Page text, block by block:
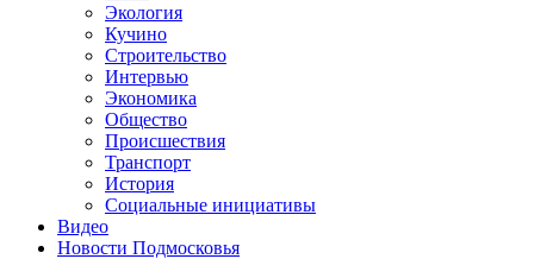
Экология
Кучино
Строительство
Интервью
Экономика
Общество
Происшествия
Транспорт
История
Социальные инициативы
Видео
Новости Подмосковья